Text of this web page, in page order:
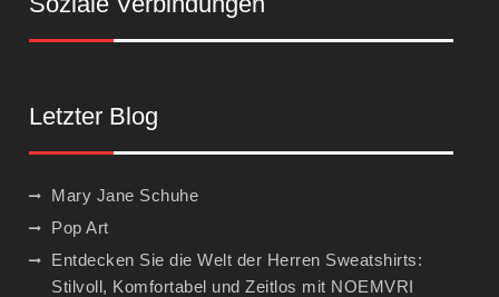
Letzter Blog
Mary Jane Schuhe
Pop Art
Entdecken Sie die Welt der Herren Sweatshirts:
Stilvoll, Komfortabel und Zeitlos mit NOEMVRI